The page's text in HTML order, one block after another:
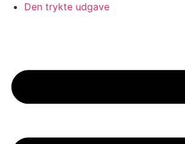
Den trykte udgave